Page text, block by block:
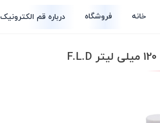
خانه فروشگاه درباره قم الکترونیک